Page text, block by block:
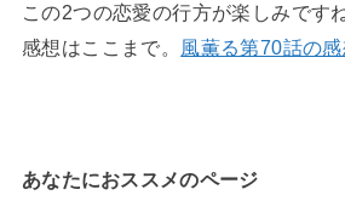
この2つの恋愛の行方が楽しみです
感想はここまで。 風薫る第70話の感
あなたにおススメのページ